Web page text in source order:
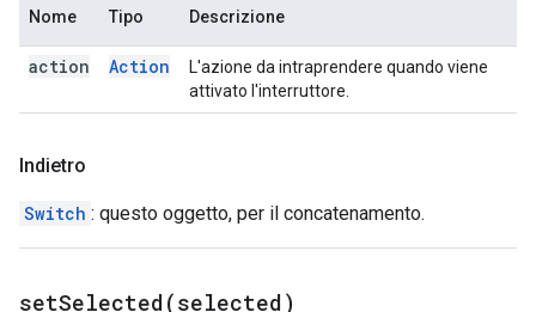
Nome Tipo Descrizione
action Action
L'azione da intraprendere quando viene
attivato l'interruttore.
Indietro
Switch : questo oggetto, per il concatenamento.
setSelected(selected)